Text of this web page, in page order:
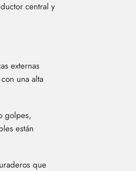
central y
externas
una alta
golpes,
están
que